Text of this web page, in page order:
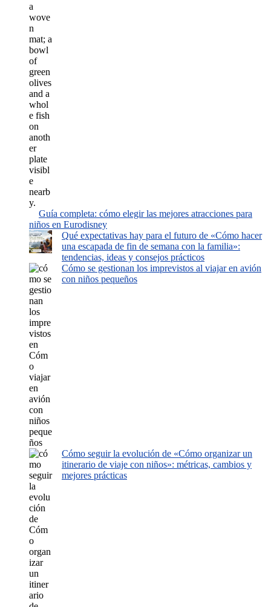
Guía completa: cómo elegir las mejores atracciones para
niños en Eurodisney
Qué expectativas hay para el futuro de «Cómo hacer
una escapada de fin de semana con la familia»:
tendencias, ideas y consejos prácticos
Cómo se gestionan los imprevistos al viajar en avión
con niños pequeños
Cómo seguir la evolución de «Cómo organizar un
itinerario de viaje con niños»: métricas, cambios y
mejores prácticas